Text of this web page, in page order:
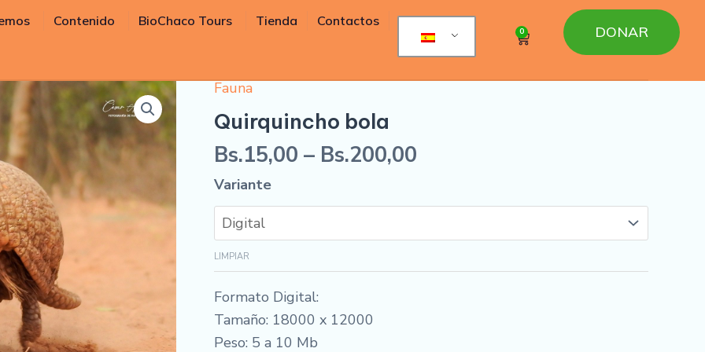
Contenido BioChaco Tours Tienda Contactos
0 Cart DONAR
Fauna
Quirquincho bola
Bs.15,00 – Bs.200,00
Variante
LIMPIAR
Formato Digital:
Tamaño: 18000 x 12000
Peso: 5 a 10 Mb
Quirquincho
bola
cantidad